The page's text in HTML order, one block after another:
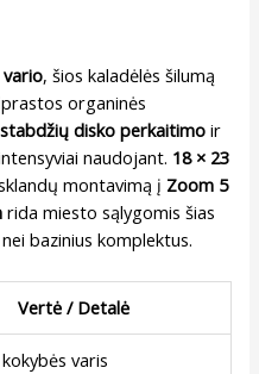
, šios kaladėlės šilumą
organinės
stabdžių disko perkaitimo ir
naudojant. 18 × 23
montavimą į Zoom 5
rida miesto sąlygomis šias
bazinius komplektus.
Vertė / Detalė
varis